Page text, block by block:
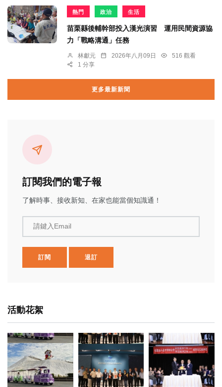
熱門 政治 生活
苗栗縣後輔幹部投入漢光演習 運用民間資源協
力「戰略溝通」任務
林獻元 2026年八月09日
516 觀看
1 分享
更多最新新聞
訂閱我們的電子報
了解時事、接收新知、在家也能當個知識通！
請鍵入Email
訂閱 退訂
活動花絮